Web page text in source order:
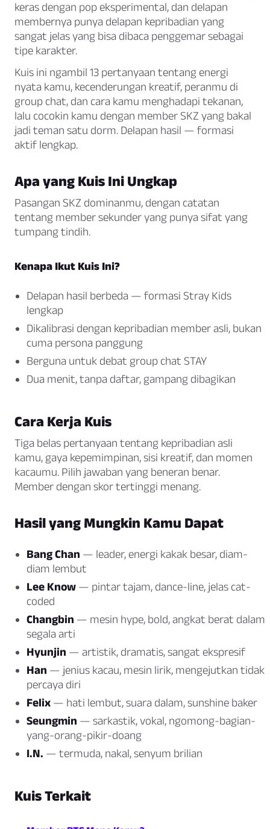
keras dengan pop eksperimental, dan delapan
membernya punya delapan kepribadian yang
sangat jelas yang bisa dibaca penggemar sebagai
tipe karakter.
Kuis ini ngambil 13 pertanyaan tentang energi
nyata kamu, kecenderungan kreatif, peranmu di
group chat, dan cara kamu menghadapi tekanan,
lalu cocokin kamu dengan member SKZ yang bakal
jadi teman satu dorm. Delapan hasil — formasi
aktif lengkap.
Apa yang Kuis Ini Ungkap
Pasangan SKZ dominanmu, dengan catatan
tentang member sekunder yang punya sifat yang
tumpang tindih.
Kenapa Ikut Kuis Ini?
Delapan hasil berbeda — formasi Stray Kids
lengkap
Dikalibrasi dengan kepribadian member asli, bukan
cuma persona panggung
Berguna untuk debat group chat STAY
Dua menit, tanpa daftar, gampang dibagikan
Cara Kerja Kuis
Tiga belas pertanyaan tentang kepribadian asli
kamu, gaya kepemimpinan, sisi kreatif, dan momen
kacaumu. Pilih jawaban yang beneran benar.
Member dengan skor tertinggi menang.
Hasil yang Mungkin Kamu Dapat
Bang Chan — leader, energi kakak besar, diam-
diam lembut
Lee Know — pintar tajam, dance-line, jelas cat-
coded
Changbin — mesin hype, bold, angkat berat dalam
segala arti
Hyunjin — artistik, dramatis, sangat ekspresif
Han — jenius kacau, mesin lirik, mengejutkan tidak
percaya diri
Felix — hati lembut, suara dalam, sunshine baker
Seungmin — sarkastik, vokal, ngomong-bagian-
yang-orang-pikir-doang
I.N. — termuda, nakal, senyum brilian
Kuis Terkait